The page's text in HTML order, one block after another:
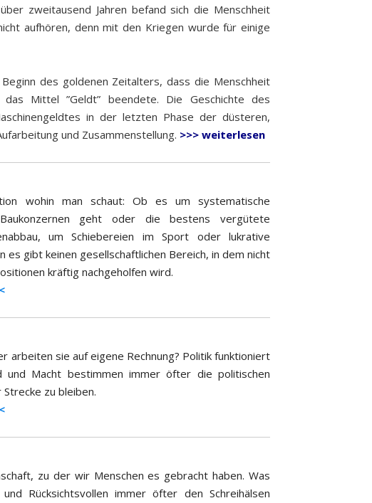
zweitausend Jahren befand sich die Menschheit
aufhören, denn mit den Kriegen wurde für einige
des goldenen Zeitalters, dass die Menschheit
Mittel ”Geldt” beendete. Die Geschichte des
in der letzten Phase der düsteren,
und Zusammenstellung. >>> weiterlesen
wohin man schaut: Ob es um systematische
geht oder die bestens vergütete
um Schiebereien im Sport oder lukrative
gibt keinen gesellschaftlichen Bereich, in dem nicht
kräftig nachgeholfen wird.
arbeiten sie auf eigene Rechnung? Politik funktioniert
und Macht bestimmen immer öfter die politischen
zu bleiben.
zu der wir Menschen es gebracht haben. Was
Rücksichtsvollen immer öfter den Schreihälsen